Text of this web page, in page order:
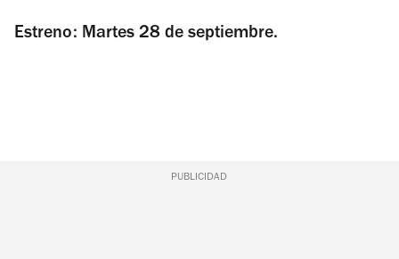
Estreno: Martes 28 de septiembre.
PUBLICIDAD